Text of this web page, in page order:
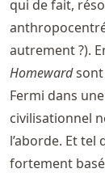
qui de fait,
autrement ?).
Homewardsont
Fermi dans
civilisationnel
l’aborde. Et tel
fortement